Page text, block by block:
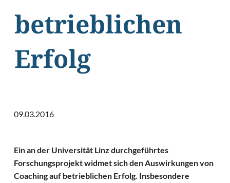
betrieblichen
Erfolg
09.03.2016
Ein an der Universität Linz durchgeführtes
Forschungsprojekt widmet sich den Auswirkungen von
Coaching auf betrieblichen Erfolg. Insbesondere